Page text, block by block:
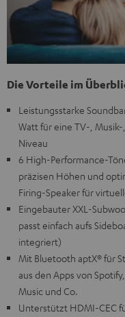
Die Vorteile im
Leistungsstarke
Watt für eine TV-,
Niveau
6 High-Performance-
präzisen Höhen und
Firing-Speaker für
Eingebauter XXL-
passt einfach aufs
integriert)
Mit Bluetooth aptX® für
aus den Apps von
Music und Co.
Unterstützt HDMI-CEC